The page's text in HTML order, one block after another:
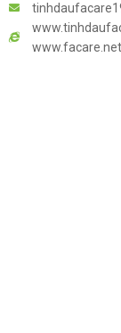
www.facare.net